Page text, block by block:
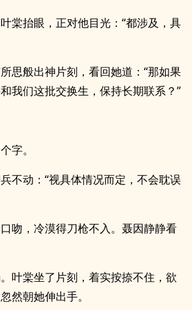
棠抬眼，正对他目光：“都涉及，具
思般出神片刻，看回她道：“那如果
我们这批交换生，保持长期联系？”
字。
不动：“视具体情况而定，不会耽误
吻，冷漠得刀枪不入。聂因静静看
叶棠坐了片刻，着实按捺不住，欲
然朝她伸出手。